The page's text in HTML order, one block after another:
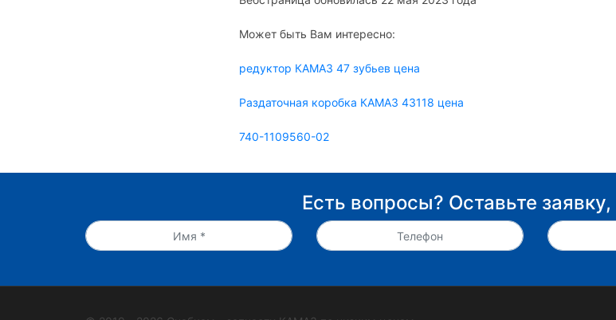
Может быть Вам интересно:
редуктор КАМАЗ 47 зубьев цена
Раздаточная коробка КАМАЗ 43118 цена
740-1109560-02
Есть вопросы? Оставьте